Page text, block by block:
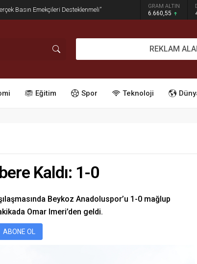
Geçit Yok! GRAM ALTIN
6.660,55
REKLAM
Eğitim Spor Teknoloji
Kaldı: 1-0
Beykoz Anadoluspor’u 1-0 mağlup
Omar Imeri’den geldi.
ABONE OL